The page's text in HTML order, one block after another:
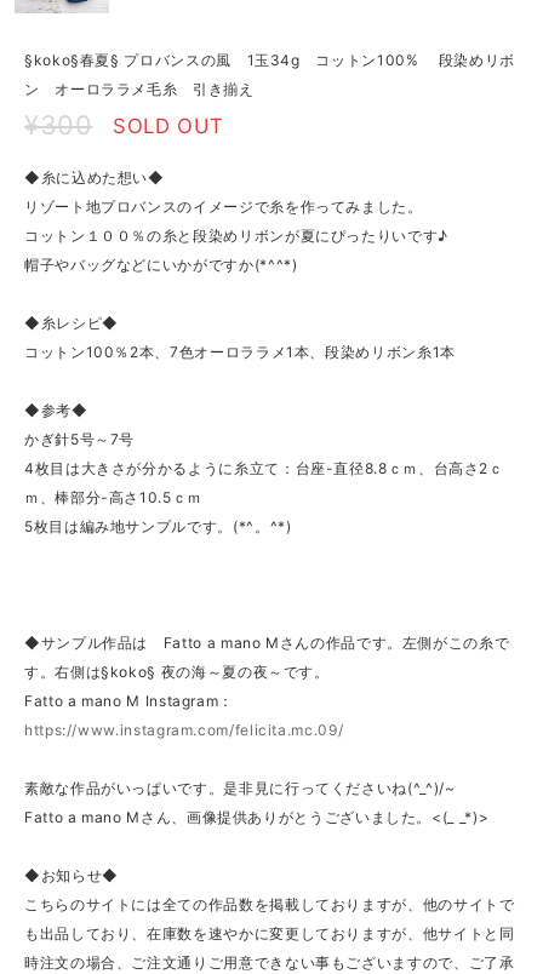
§koko§春夏§ プロバンスの風 1玉34g コットン100% 段染めリボ
ン オーロララメ毛糸 引き揃え
¥300 SOLD OUT
◆糸に込めた想い◆
リゾート地プロバンスのイメージで糸を作ってみました。
コットン１００％の糸と段染めリボンが夏にぴったりいです♪
帽子やバッグなどにいかがですか(*^^*)
◆糸レシピ◆
コットン100％2本、7色オーロララメ1本、段染めリボン糸1本
◆参考◆
かぎ針5号～7号
4枚目は大きさが分かるように糸立て：台座-直径8.8ｃｍ、台高さ2ｃ
ｍ、棒部分-高さ10.5ｃｍ
5枚目は編み地サンプルです。(*^。^*)
◆サンプル作品は Fatto a mano Mさんの作品です。左側がこの糸で
す。右側は§koko§ 夜の海～夏の夜～です。
Fatto a mano M Instagram：
https://www.instagram.com/felicita.mc.09/
素敵な作品がいっぱいです。是非見に行ってくださいね(^_^)/~
Fatto a mano Mさん、画像提供ありがとうございました。<(_ _*)>
◆お知らせ◆
こちらのサイトには全ての作品数を掲載しておりますが、他のサイトで
も出品しており、在庫数を速やかに変更しておりますが、他サイトと同
時注文の場合、ご注文通りご用意できない事もございますので、ご了承